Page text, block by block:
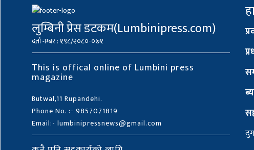
लुम्बिनी प्रेस डटकम(Lumbinipress.com)
दर्ता नम्बर : १९८/२०८०-०७१
This is offical online of Lumbini press
magazine
Butwal,11 Rupandehi.
Phone No. :- 9857071819
Email:- lumbinipressnews@gmail.com